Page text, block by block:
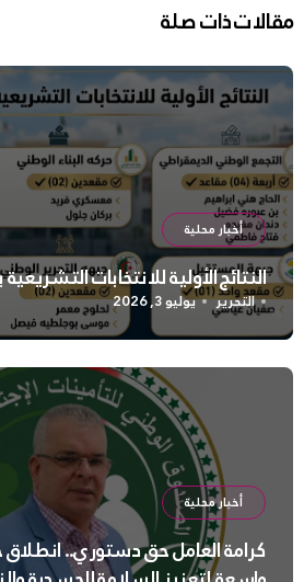
مقالات ذات صلة
أخبار محلية
النتائج الأولية للانتخابات
التحرير يوليو 3, 2026
أخبار محلية
كرامة العامل حق دستوري..